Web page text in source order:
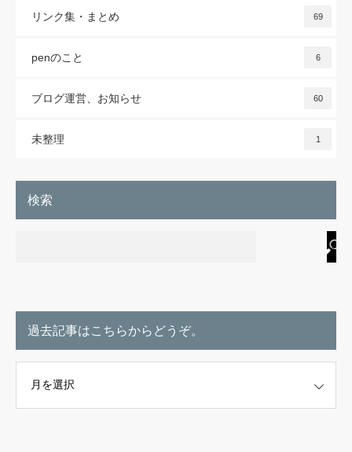
リンク集・まとめ 69
penのこと 6
ブログ運営、お知らせ 60
未整理 1
検索
過去記事はこちらからどうぞ。